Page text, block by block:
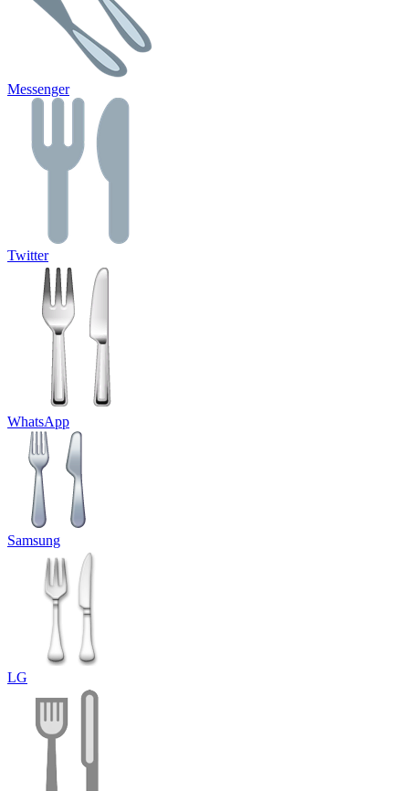
Messenger
Twitter
WhatsApp
Samsung
LG